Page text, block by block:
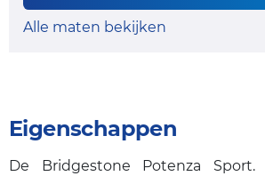
Alle maten bekijken
Eigenschappen
De Bridgestone Potenza